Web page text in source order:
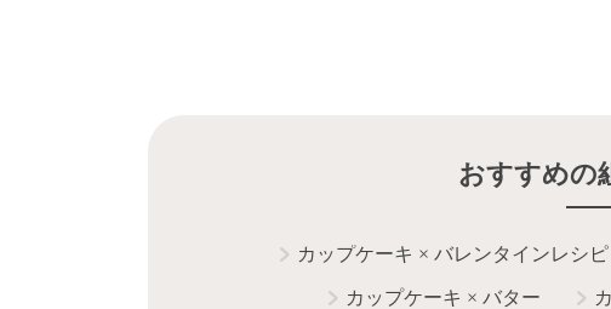
おすすめの
カップケーキ × バレンタインレシピ
カップケーキ × バター